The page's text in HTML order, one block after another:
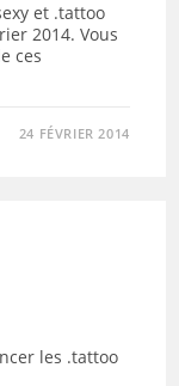
et .tattoo
2014. Vous
ces
24 FÉVRIER 2014
les .tattoo